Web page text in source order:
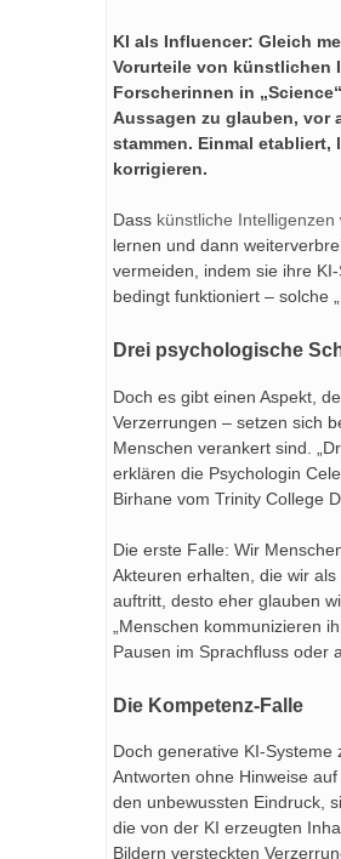
KI als Influencer: Gleich
Vorurteile von künstlichen
Forscherinnen in
Aussagen zu glauben, vor
stammen. Einmal
korrigieren.
Dass künstliche Intelligenzen
lernen und dann
vermeiden, indem sie ihre
bedingt funktioniert – solche
Drei psychologische
Doch es gibt einen Aspekt,
Verzerrungen – setzen sich
Menschen verankert sind.
erklären die Psychologin
Birhane vom Trinity College
Die erste Falle: Wir
Akteuren erhalten, die wir
auftritt, desto eher glauben
„Menschen kommunizieren
Pausen im Sprachfluss oder
Die Kompetenz-Falle
Doch generative KI-Systeme
Antworten ohne Hinweise
den unbewussten Eindruck,
die von der KI erzeugten
Bildern versteckten